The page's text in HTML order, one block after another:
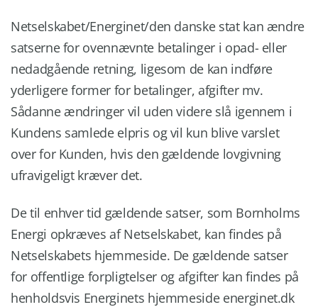
Netselskabet/Energinet/den danske stat kan ændre
satserne for ovennævnte betalinger i opad- eller
nedadgående retning, ligesom de kan indføre
yderligere former for betalinger, afgifter mv.
Sådanne ændringer vil uden videre slå igennem i
Kundens samlede elpris og vil kun blive varslet
over for Kunden, hvis den gældende lovgivning
ufravigeligt kræver det.
De til enhver tid gældende satser, som Bornholms
Energi opkræves af Netselskabet, kan findes på
Netselskabets hjemmeside. De gældende satser
for offentlige forpligtelser og afgifter kan findes på
henholdsvis Energinets hjemmeside energinet.dk